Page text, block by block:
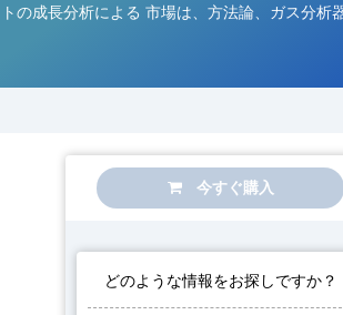
成長分析による 市場は、方法論、ガス分析器
今すぐ購入
どのような情報をお探しですか？